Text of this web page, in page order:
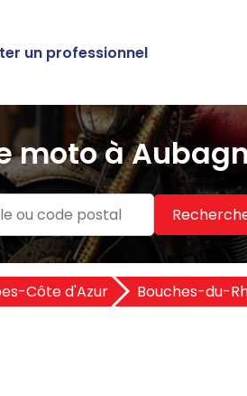
un professionnel
moto à
Côte d'Azur Bouches-du-